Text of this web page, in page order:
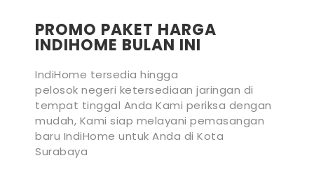
PROMO PAKET HARGA
INDIHOME BULAN INI
IndiHome tersedia hingga
pelosok negeri ketersediaan jaringan di
tempat tinggal Anda Kami periksa dengan
mudah, Kami siap melayani pemasangan
baru IndiHome untuk Anda di Kota
Surabaya